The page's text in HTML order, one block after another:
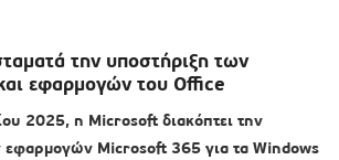
την υποστήριξη των
εφαρμογών του Office
2025, η Microsoft διακόπτει την
εφαρμογών Microsoft 365 για τα Windows